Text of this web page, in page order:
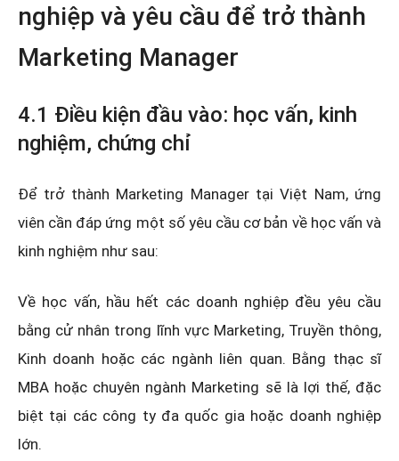
nghiệp và yêu cầu để trở thành
Marketing Manager
4.1 Điều kiện đầu vào: học vấn, kinh
nghiệm, chứng chỉ
Để trở thành Marketing Manager tại Việt Nam, ứng
viên cần đáp ứng một số yêu cầu cơ bản về học vấn và
kinh nghiệm như sau:
Về học vấn, hầu hết các doanh nghiệp đều yêu cầu
bằng cử nhân trong lĩnh vực Marketing, Truyền thông,
Kinh doanh hoặc các ngành liên quan. Bằng thạc sĩ
MBA hoặc chuyên ngành Marketing sẽ là lợi thế, đặc
biệt tại các công ty đa quốc gia hoặc doanh nghiệp
lớn.